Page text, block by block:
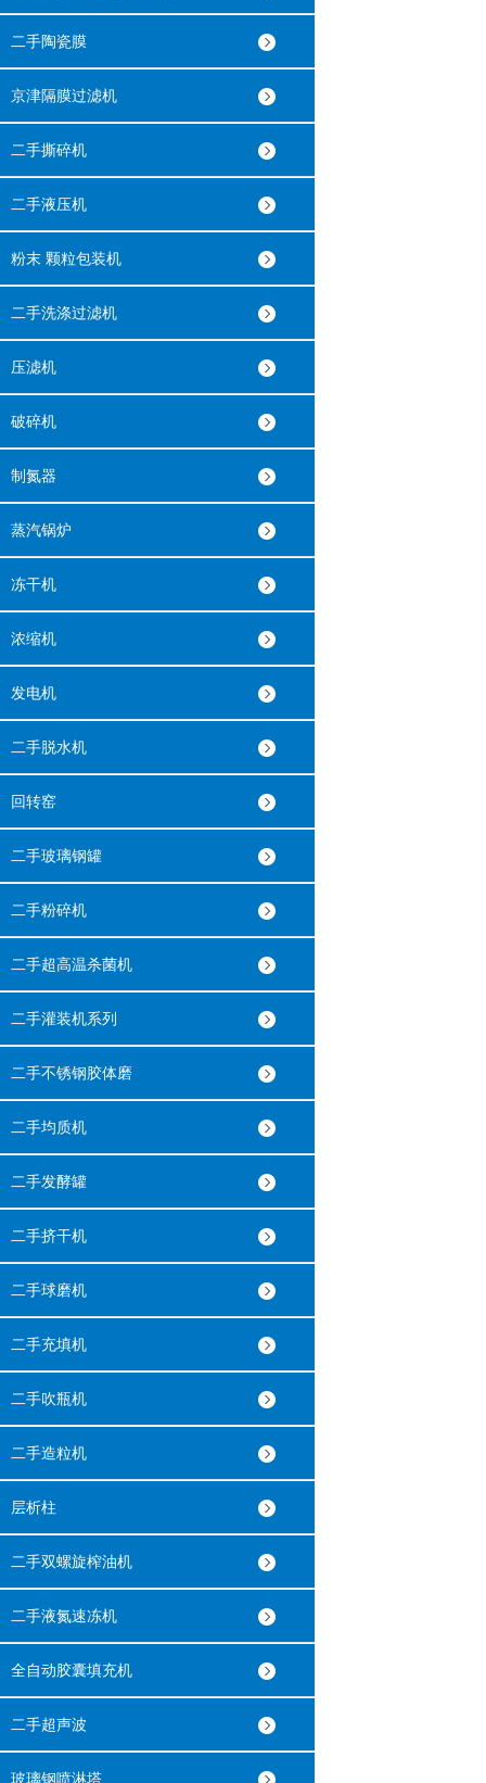
二手陶瓷膜
京津隔膜过滤机
二手撕碎机
二手液压机
粉末 颗粒包装机
二手洗涤过滤机
压滤机
破碎机
制氮器
蒸汽锅炉
冻干机
浓缩机
发电机
二手脱水机
回转窑
二手玻璃钢罐
二手粉碎机
二手超高温杀菌机
二手灌装机系列
二手不锈钢胶体磨
二手均质机
二手发酵罐
二手挤干机
二手球磨机
二手充填机
二手吹瓶机
二手造粒机
层析柱
二手双螺旋榨油机
二手液氮速冻机
全自动胶囊填充机
二手超声波
玻璃钢喷淋塔